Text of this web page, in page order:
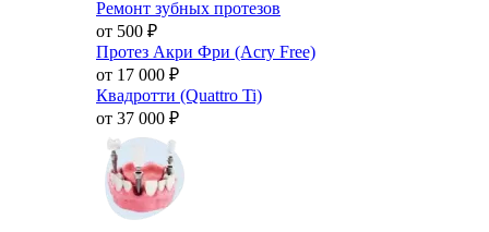
Ремонт зубных протезов
от 500 ₽
Протез Акри Фри (Acry Free)
от 17 000 ₽
Квадротти (Quattro Ti)
от 37 000 ₽